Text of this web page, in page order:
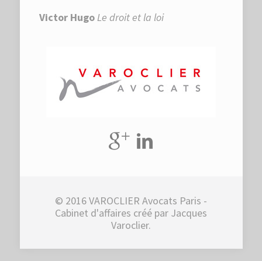
Victor Hugo Le droit et la loi
© 2016 VAROCLIER Avocats Paris -
Cabinet d'affaires créé par Jacques
Varoclier.